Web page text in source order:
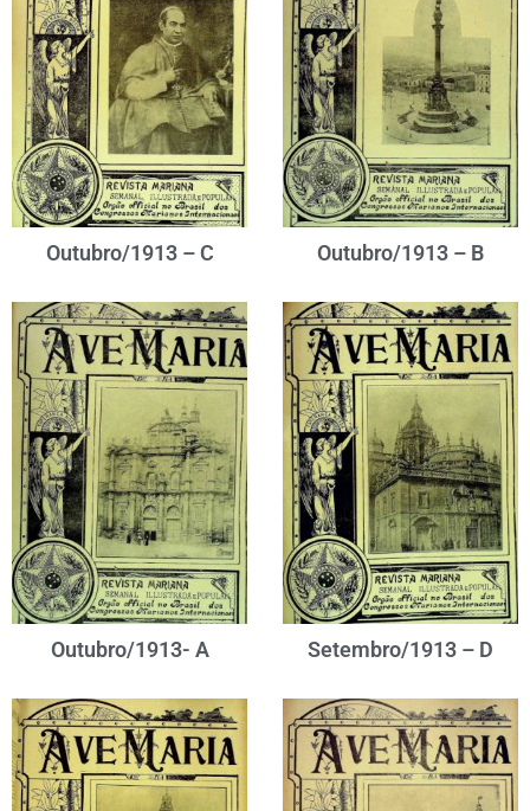
Outubro/1913 – C Outubro/1913 – B
Outubro/1913- A Setembro/1913 – D